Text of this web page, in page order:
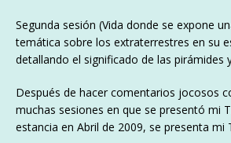
Segunda sesión (Vida donde se expone
temática sobre los extraterrestres en su
detallando el significado de las pirámides
Después de hacer comentarios jocosos
muchas sesiones en que se presentó mi
estancia en Abril de 2009, se presenta mi